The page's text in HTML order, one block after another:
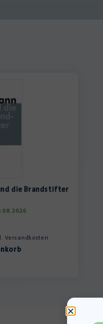
die Brandstifter
Versandkosten